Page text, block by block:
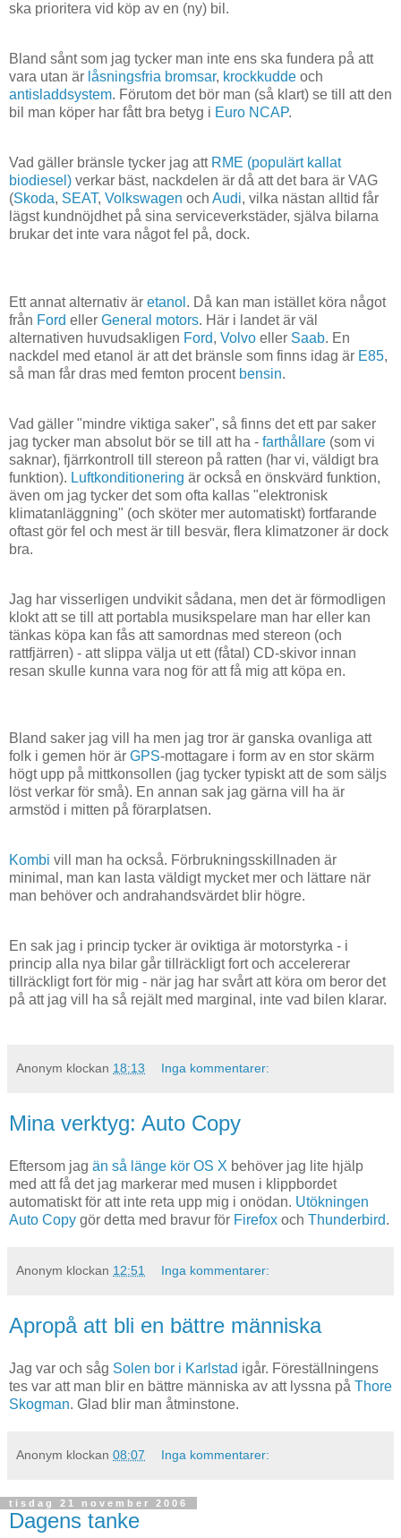
ska prioritera vid köp av en (ny) bil.
Bland sånt som jag tycker man inte ens ska fundera på att
vara utan är låsningsfria bromsar, krockkudde och
antisladdsystem. Förutom det bör man (så klart) se till att den
bil man köper har fått bra betyg i Euro NCAP.
Vad gäller bränsle tycker jag att RME (populärt kallat
biodiesel) verkar bäst, nackdelen är då att det bara är VAG
(Skoda, SEAT, Volkswagen och Audi, vilka nästan alltid får
lägst kundnöjdhet på sina serviceverkstäder, själva bilarna
brukar det inte vara något fel på, dock.
Ett annat alternativ är etanol . Då kan man istället köra något
från Ford eller General motors. Här i landet är väl
alternativen huvudsakligen Ford, Volvo eller Saab. En
nackdel med etanol är att det bränsle som finns idag är E85,
så man får dras med femton procent bensin.
Vad gäller "mindre viktiga saker", så finns det ett par saker
jag tycker man absolut bör se till att ha - farthållare (som vi
saknar), fjärrkontroll till stereon på ratten (har vi, väldigt bra
funktion). Luftkonditionering är också en önskvärd funktion,
även om jag tycker det som ofta kallas "elektronisk
klimatanläggning" (och sköter mer automatiskt) fortfarande
oftast gör fel och mest är till besvär, flera klimatzoner är dock
bra.
Jag har visserligen undvikit sådana, men det är förmodligen
klokt att se till att portabla musikspelare man har eller kan
tänkas köpa kan fås att samordnas med stereon (och
rattfjärren) - att slippa välja ut ett (fåtal) CD-skivor innan
resan skulle kunna vara nog för att få mig att köpa en.
Bland saker jag vill ha men jag tror är ganska ovanliga att
folk i gemen hör är GPS-mottagare i form av en stor skärm
högt upp på mittkonsollen (jag tycker typiskt att de som säljs
löst verkar för små). En annan sak jag gärna vill ha är
armstöd i mitten på förarplatsen.
Kombi vill man ha också. Förbrukningsskillnaden är
minimal, man kan lasta väldigt mycket mer och lättare när
man behöver och andrahandsvärdet blir högre.
En sak jag i princip tycker är oviktiga är motorstyrka - i
princip alla nya bilar går tillräckligt fort och accelererar
tillräckligt fort för mig - när jag har svårt att köra om beror det
på att jag vill ha så rejält med marginal, inte vad bilen klarar.
Anonym klockan 18:13 Inga kommentarer:
Mina verktyg: Auto Copy
Eftersom jag än så länge kör OS X behöver jag lite hjälp
med att få det jag markerar med musen i klippbordet
automatiskt för att inte reta upp mig i onödan. Utökningen
Auto Copy gör detta med bravur för Firefox och Thunderbird.
Anonym klockan 12:51 Inga kommentarer:
Apropå att bli en bättre människa
Jag var och såg Solen bor i Karlstad igår. Föreställningens
tes var att man blir en bättre människa av att lyssna på Thore
Skogman. Glad blir man åtminstone.
Anonym klockan 08:07 Inga kommentarer:
tisdag 21 november 2006
Dagens tanke